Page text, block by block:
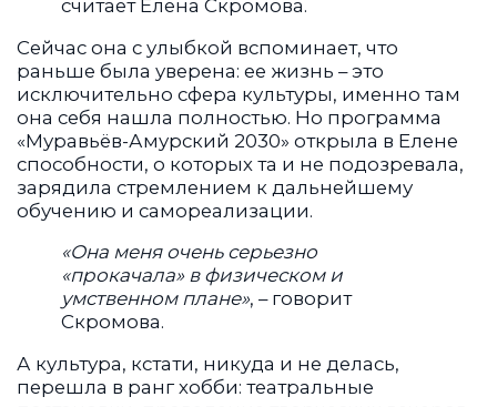
считает Елена Скромова.
Сейчас она с улыбкой вспоминает, что
раньше была уверена: ее жизнь – это
исключительно сфера культуры, именно там
она себя нашла полностью. Но программа
«Муравьёв-Амурский 2030» открыла в Елене
способности, о которых та и не подозревала,
зарядила стремлением к дальнейшему
обучению и самореализации.
«Она меня очень серьезно
«прокачала» в физическом и
умственном плане», – говорит
Скромова.
А культура, кстати, никуда и не делась,
перешла в ранг хобби: театральные